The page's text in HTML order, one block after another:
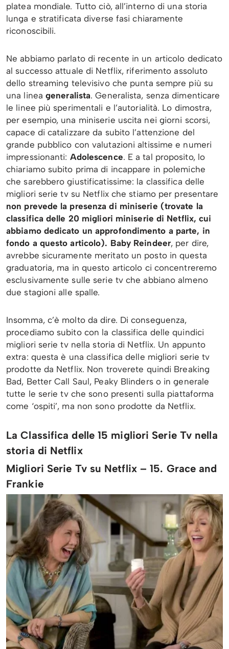
platea mondiale. Tutto ciò, all’interno di una storia
lunga e stratificata diverse fasi chiaramente
riconoscibili.
Ne abbiamo parlato di recente in un articolo dedicato
al successo attuale di Netflix, riferimento assoluto
dello streaming televisivo che punta sempre più su
una linea generalista. Generalista, senza dimenticare
le linee più sperimentali e l’autorialità. Lo dimostra,
per esempio, una miniserie uscita nei giorni scorsi,
capace di catalizzare da subito l’attenzione del
grande pubblico con valutazioni altissime e numeri
impressionanti: Adolescence. E a tal proposito, lo
chiariamo subito prima di incappare in polemiche
che sarebbero giustificatissime: la classifica delle
migliori serie tv su Netflix che stiamo per presentare
non prevede la presenza di miniserie (trovate la
classifica delle 20 migliori miniserie di Netflix, cui
abbiamo dedicato un approfondimento a parte, in
fondo a questo articolo). Baby Reindeer, per dire,
avrebbe sicuramente meritato un posto in questa
graduatoria, ma in questo articolo ci concentreremo
esclusivamente sulle serie tv che abbiano almeno
due stagioni alle spalle.
Insomma, c’è molto da dire. Di conseguenza,
procediamo subito con la classifica delle quindici
migliori serie tv nella storia di Netflix. Un appunto
extra: questa è una classifica delle migliori serie tv
prodotte da Netflix. Non troverete quindi Breaking
Bad, Better Call Saul, Peaky Blinders o in generale
tutte le serie tv che sono presenti sulla piattaforma
come ‘ospiti’, ma non sono prodotte da Netflix.
La Classifica delle 15 migliori Serie Tv nella
storia di Netflix
Migliori Serie Tv su Netflix – 15. Grace and
Frankie